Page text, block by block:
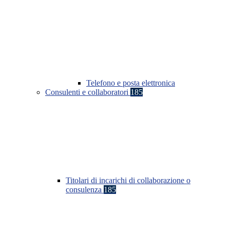
Telefono e posta elettronica
Consulenti e collaboratori 185
Titolari di incarichi di collaborazione o
consulenza 185